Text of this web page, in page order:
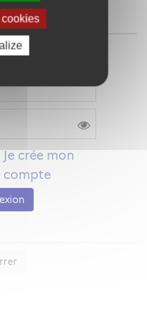
?
Je crée mon
compte